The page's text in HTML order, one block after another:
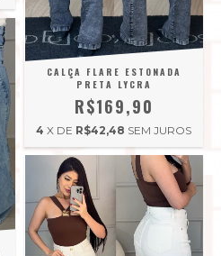
CALÇA FLARE ESTONADA
PRETA LYCRA
R$169,90
4 X DE R$42,48 SEM JUROS